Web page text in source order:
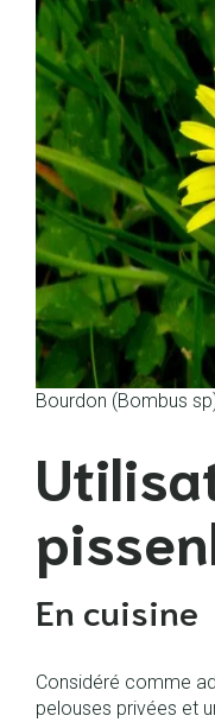
Bourdon (Bombus
En cuisine
Considéré comme
pelouses privées et